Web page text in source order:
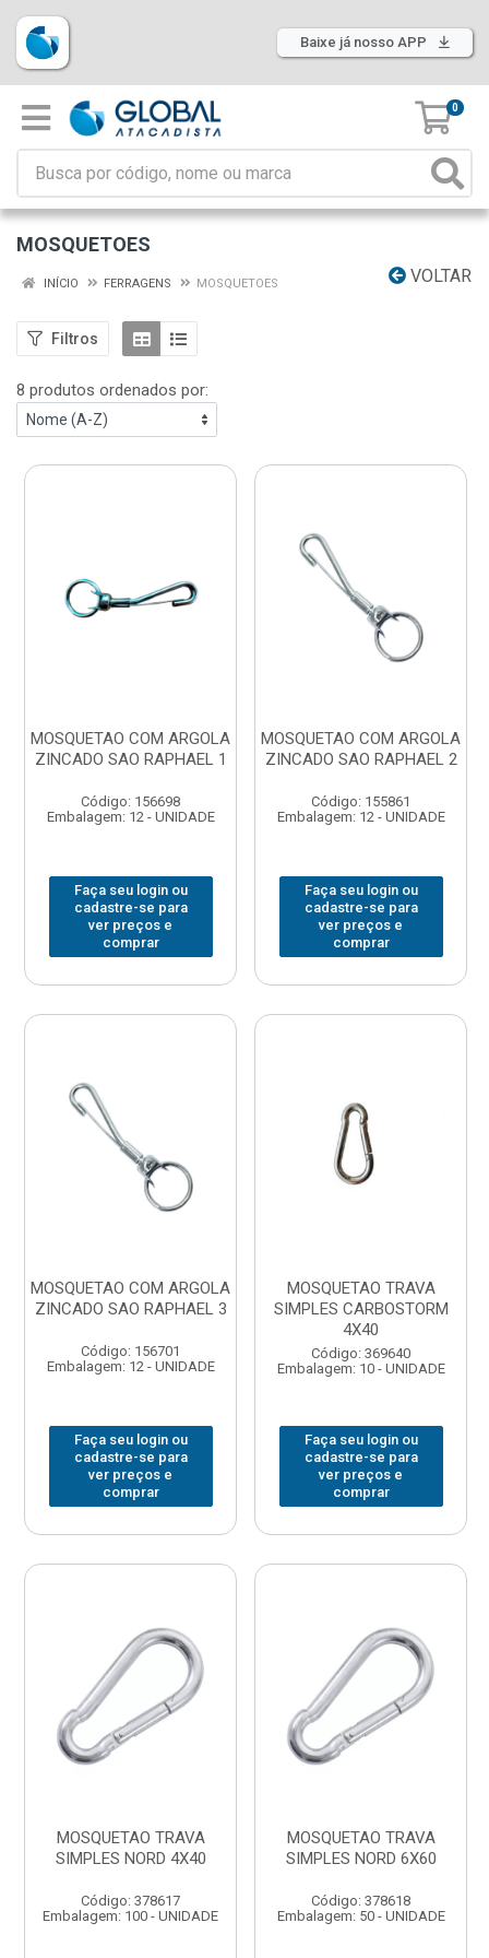
Baixe já nosso APP
0
MOSQUETOES
VOLTAR
INÍCIO FERRAGENS MOSQUETOES
Filtros
8 produtos ordenados por:
MOSQUETAO COM ARGOLA
ZINCADO SAO RAPHAEL 1
Código: 156698
Embalagem: 12 - UNIDADE
Faça seu login ou
cadastre-se para
ver preços e
comprar
MOSQUETAO COM ARGOLA
ZINCADO SAO RAPHAEL 2
Código: 155861
Embalagem: 12 - UNIDADE
Faça seu login ou
cadastre-se para
ver preços e
comprar
MOSQUETAO COM ARGOLA
ZINCADO SAO RAPHAEL 3
Código: 156701
Embalagem: 12 - UNIDADE
Faça seu login ou
cadastre-se para
ver preços e
comprar
MOSQUETAO TRAVA
SIMPLES CARBOSTORM
4X40
Código: 369640
Embalagem: 10 - UNIDADE
Faça seu login ou
cadastre-se para
ver preços e
comprar
MOSQUETAO TRAVA
SIMPLES NORD 4X40
Código: 378617
Embalagem: 100 - UNIDADE
MOSQUETAO TRAVA
SIMPLES NORD 6X60
Código: 378618
Embalagem: 50 - UNIDADE